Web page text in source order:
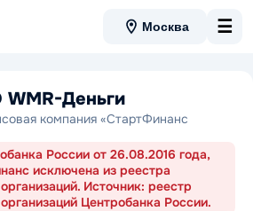
Москва ☰
Деньги
компания «СтартФинанс
России от 26.08.2016 года,
исключена из реестра
Источник: реестр
Центробанка России.